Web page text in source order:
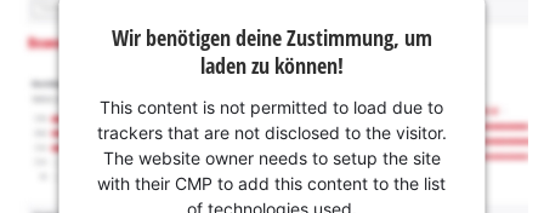
Wir benötigen deine Zustimmung, um
laden zu können!
This content is not permitted to load due to
trackers that are not disclosed to the visitor.
The website owner needs to setup the site
with their CMP to add this content to the list
of technologies used.